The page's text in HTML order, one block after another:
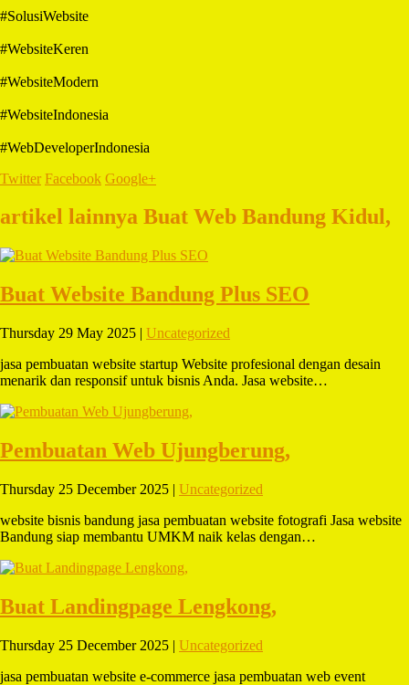
#SolusiWebsite
#WebsiteKeren
#WebsiteModern
#WebsiteIndonesia
#WebDeveloperIndonesia
Twitter Facebook Google+
artikel lainnya Buat Web Bandung Kidul,
Buat Website Bandung Plus SEO
Thursday 29 May 2025 | Uncategorized
jasa pembuatan website startup Website profesional dengan desain
menarik dan responsif untuk bisnis Anda. Jasa website…
Pembuatan Web Ujungberung,
Thursday 25 December 2025 | Uncategorized
website bisnis bandung jasa pembuatan website fotografi Jasa website
Bandung siap membantu UMKM naik kelas dengan…
Buat Landingpage Lengkong,
Thursday 25 December 2025 | Uncategorized
jasa pembuatan website e-commerce jasa pembuatan web event